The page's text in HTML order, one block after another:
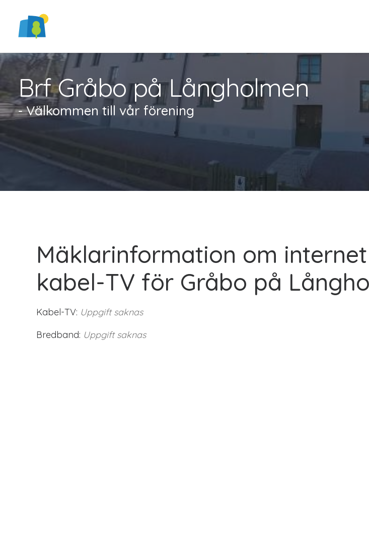
Brf Gråbo på Långholmen
- Välkommen till vår förening
Mäklarinformation om
kabel-TV för Gråbo på
Kabel-TV: Uppgift saknas
Bredband: Uppgift saknas